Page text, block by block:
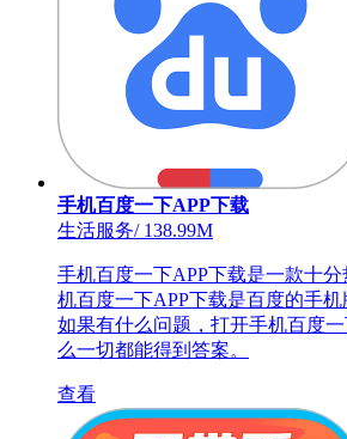
手机百度一下APP下载
生活服务/138.99M
手机百度一下APP下载是一款十
机百度一下APP下载是百度的手
如果有什么问题，打开手机百度
么一切都能得到答案。
查看